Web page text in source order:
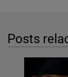
Posts